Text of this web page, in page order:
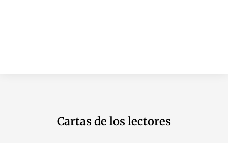
Cartas de los lectores